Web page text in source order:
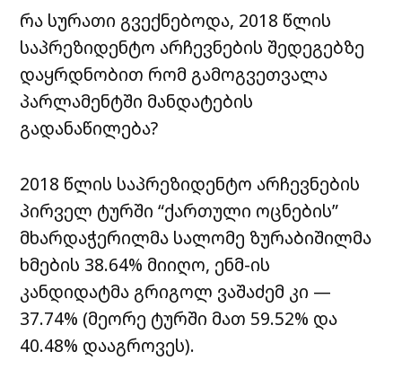
რა სურათი გვექნებოდა, 2018 წლის
საპრეზიდენტო არჩევნების შედეგებზე
დაყრდნობით რომ გამოგვეთვალა
პარლამენტში მანდატების
გადანაწილება?
2018 წლის საპრეზიდენტო არჩევნების
პირველ ტურში “ქართული ოცნების”
მხარდაჭერილმა სალომე ზურაბიშილმა
ხმების 38.64% მიიღო, ენმ-ის
კანდიდატმა გრიგოლ ვაშაძემ კი —
37.74% (მეორე ტურში მათ 59.52% და
40.48% დააგროვეს).